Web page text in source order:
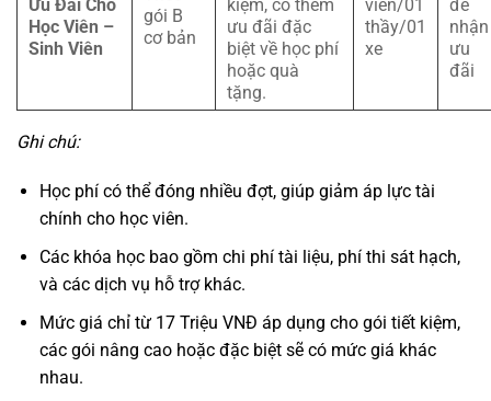
Ưu Đãi Cho
Học Viên –
Sinh Viên
gói B
cơ bản
kiệm, có thêm
ưu đãi đặc
biệt về học phí
hoặc quà
tặng.
viên/01
thầy/01
xe
để
nhận
ưu
đãi
Ghi chú:
Học phí có thể đóng nhiều đợt, giúp giảm áp lực tài
chính cho học viên.
Các khóa học bao gồm chi phí tài liệu, phí thi sát hạch,
và các dịch vụ hỗ trợ khác.
Mức giá chỉ từ 17 Triệu VNĐ áp dụng cho gói tiết kiệm,
các gói nâng cao hoặc đặc biệt sẽ có mức giá khác
nhau.